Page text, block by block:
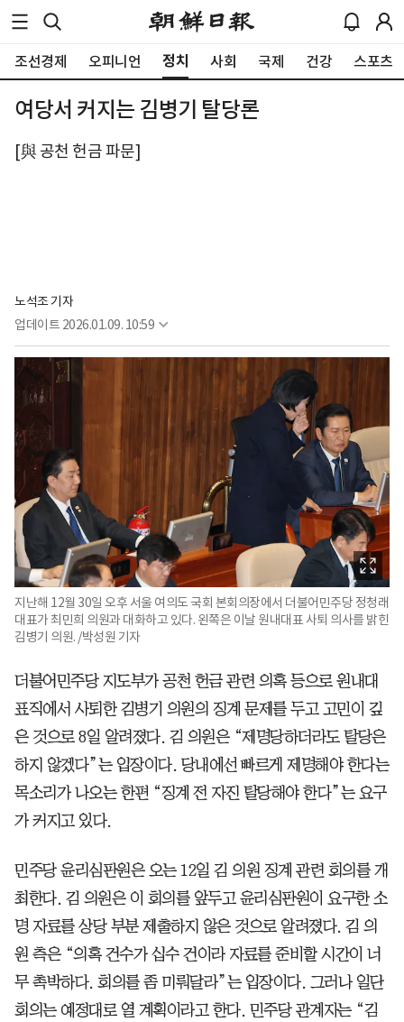
조선경제 오피니언 정치 사회 국제 건강 스포츠
여당서 커지는 김병기 탈당론
[與 공천 헌금 파문]
노석조 기자
업데이트 2026.01.09. 10:59
지난해 12월 30일 오후 서울 여의도 국회 본회의장에서 더불어민주당 정청래
대표가 최민희 의원과 대화하고 있다. 왼쪽은 이날 원내대표 사퇴 의사를 밝힌
김병기 의원. /박성원 기자
더불어민주당 지도부가 공천 헌금 관련 의혹 등으로 원내대
표직에서 사퇴한 김병기 의원의 징계 문제를 두고 고민이 깊
은 것으로 8일 알려졌다. 김 의원은 “제명당하더라도 탈당은
하지 않겠다”는 입장이다. 당내에선 빠르게 제명해야 한다는
목소리가 나오는 한편 “징계 전 자진 탈당해야 한다”는 요구
가 커지고 있다.
민주당 윤리심판원은 오는 12일 김 의원 징계 관련 회의를 개
최한다. 김 의원은 이 회의를 앞두고 윤리심판원이 요구한 소
명 자료를 상당 부분 제출하지 않은 것으로 알려졌다. 김 의
원 측은 “의혹 건수가 십수 건이라 자료를 준비할 시간이 너
무 촉박하다. 회의를 좀 미뤄달라”는 입장이다. 그러나 일단
회의는 예정대로 열 계획이라고 한다. 민주당 관계자는 “김